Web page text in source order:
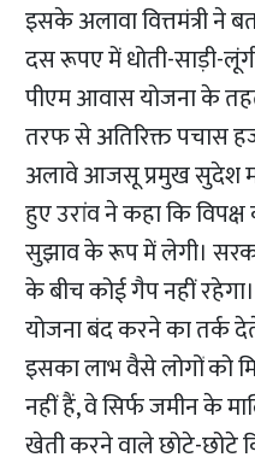
इसके अलावा वित्तमंत्री ने
दस रूपए में धोती-साड़ी-
पीएम आवास योजना के
तरफ से अतिरिक्त पचास
अलावे आजसू प्रमुख सुदेश
हुए उरांव ने कहा कि
सुझाव के रूप में लेगी।
के बीच कोई गैप नहीं
योजना बंद करने का तर्क
इसका लाभ वैसे लोगों को
नहीं हैं, वे सिर्फ जमीन के
खेती करने वाले छोटे-छोटे